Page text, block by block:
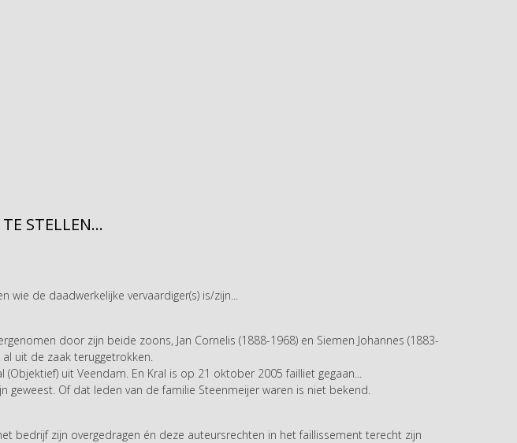
STELLEN...
de daadwerkelijke vervaardiger(s) is/zijn...
door zijn beide zoons, Jan Cornelis (1888-1968) en Siemen Johannes (1883-
uit de zaak teruggetrokken.
uit Veendam. En Kral is op 21 oktober 2005 failliet gegaan...
Of dat leden van de familie Steenmeijer waren is niet bekend.
bedrijf zijn overgedragen én deze auteursrechten in het faillissement terecht zijn